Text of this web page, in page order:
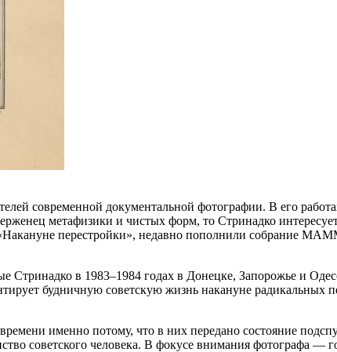
современной документальной фотографии. В его
метафизики и чистых форм, то Стринадко
перестройки», недавно пополнили собрание
Стринадко в 1983–1984 годах в Донецке, Запорожье и
будничную советскую жизнь накануне радикальных
именно потому, что в них передано состояние
советского человека. В фокусе внимания фотографа